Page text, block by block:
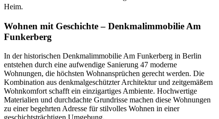
Heim.
Wohnen mit Geschichte – Denkmalimmobilie Am
Funkerberg
In der historischen Denkmalimmobilie Am Funkerberg in Berlin
entstehen durch eine aufwendige Sanierung 47 moderne
Wohnungen, die höchsten Wohnansprüchen gerecht werden. Die
Kombination aus denkmalgeschützter Architektur und zeitgemäßem
Wohnkomfort schafft ein einzigartiges Ambiente. Hochwertige
Materialien und durchdachte Grundrisse machen diese Wohnungen
zu einer begehrten Adresse für stilvolles Wohnen in einer
geschichtsträchtigen Umgebung.